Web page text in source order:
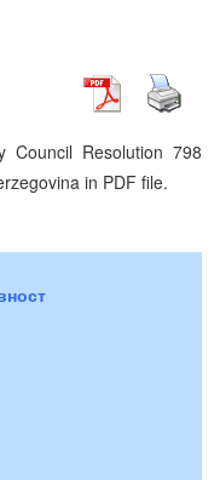
Council Resolution 798
in PDF file.